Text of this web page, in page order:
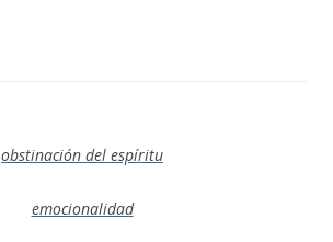
obstinación del espíritu
emocionalidad